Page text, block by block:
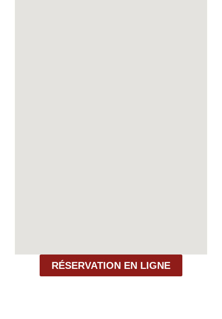
RÉSERVATION EN LIGNE